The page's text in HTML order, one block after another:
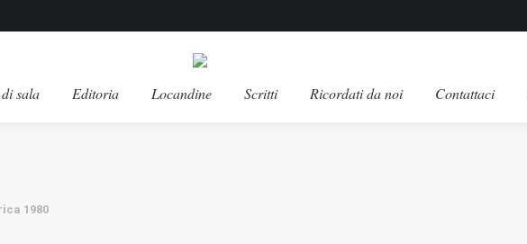
sala Editoria Locandine Scritti Ricordati da noi Contattaci
1980